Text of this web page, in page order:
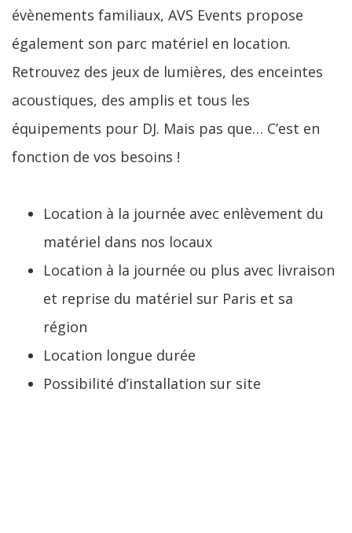
évènements familiaux, AVS Events propose
également son parc matériel en location.
Retrouvez des jeux de lumières, des enceintes
acoustiques, des amplis et tous les
équipements pour DJ. Mais pas que… C’est en
fonction de vos besoins !
Location à la journée avec enlèvement du
matériel dans nos locaux
Location à la journée ou plus avec livraison
et reprise du matériel sur Paris et sa
région
Location longue durée
Possibilité d’installation sur site